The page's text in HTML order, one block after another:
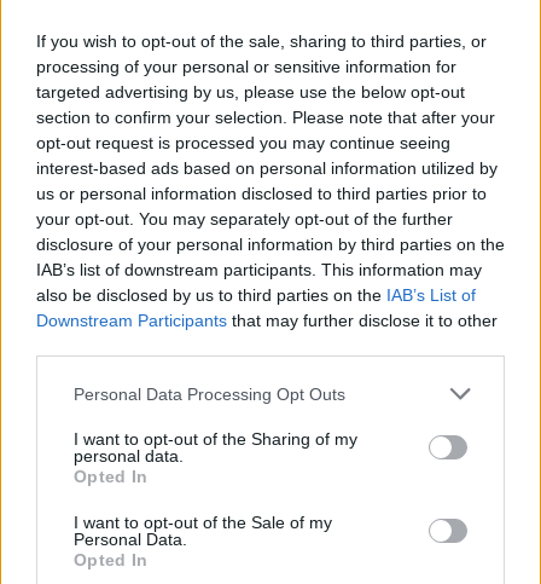
If you wish to opt-out of the sale, sharing to third parties, or
processing of your personal or sensitive information for
targeted advertising by us, please use the below opt-out
section to confirm your selection. Please note that after your
opt-out request is processed you may continue seeing
interest-based ads based on personal information utilized by
us or personal information disclosed to third parties prior to
your opt-out. You may separately opt-out of the further
disclosure of your personal information by third parties on the
IAB’s list of downstream participants. This information may
also be disclosed by us to third parties on the IAB’s List of
Downstream Participants that may further disclose it to other
Personal Data Processing Opt Outs
I want to opt-out of the Sharing of my
personal data.
Opted In
I want to opt-out of the Sale of my
Personal Data.
Opted In
για βιώσιμη τουριστική ανάπτυξη
HELLENiQ ENERGY: Κέρδη 393
εκατ. ευρώ στο α' εξάμηνο –
Στα 734 εκατ. ευρώ τα EBITDA
ΣΤΑΣΥ: 29,4 χλμ. νέων
σιδηροτροχιών στο Μετρό της
Αθήνας - Στο τελικό στάδιο το
μεγαλύτερο έργο αναβάθμισης
Η Chery επενδύει 75 εκατ. δολάρια στην KG Mobility
18.990 ευρώ
συνεχίζουν μαζί: Ανανέωση της
συνεργασίας τους μέχρι το
18η συνεχόμενη χρονιά για τον ΟΤΕ στη διεθνή σειρά δεικτών